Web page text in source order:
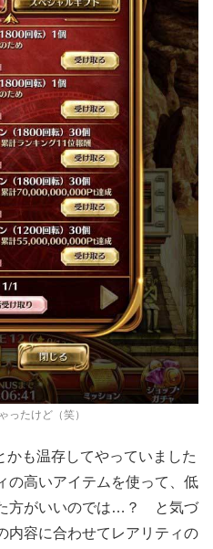
ったけど（笑）
かも温存してやっていました
の高いアイテムを使って、低
方がいいのでは…？ と気づ
内容に合わせてレアリティの